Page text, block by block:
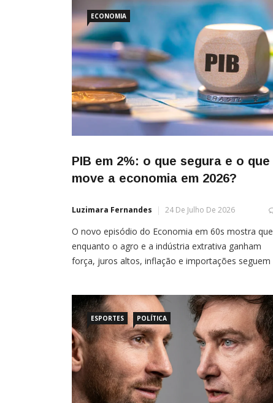
ECONOMIA
PIB em 2%: o que segura e o que
move a economia em 2026?
Luzimara Fernandes 24 De Julho De 2026
O novo episódio do Economia em 60s mostra que
enquanto o agro e a indústria extrativa ganham
força, juros altos, inflação e importações seguem
2% em 2026, segundo a nova projeção da
Confederação
ESPORTES POLÍTICA